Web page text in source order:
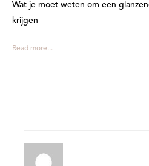
Wat je moet weten om een
krijgen
Read more...